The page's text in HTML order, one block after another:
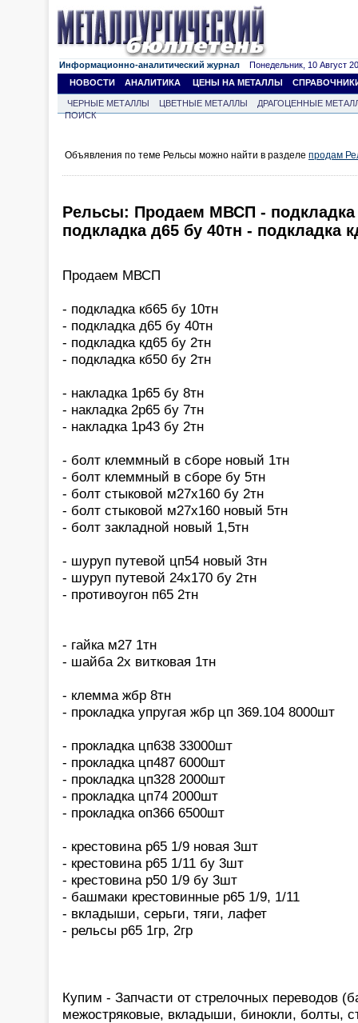
Информационно-аналитический журнал Понедельник, 10 Август
НОВОСТИ
АНАЛИТИКА ЦЕНЫ НА МЕТАЛЛЫ
ЧЕРНЫЕ МЕТАЛЛЫ ЦВЕТНЫЕ МЕТАЛЛЫ
ДРАГОЦЕННЫЕ
ПОИСК
Объявления по теме Рельсы можно найти в разделе продам
Рельсы: Продаем МВСП - подкладка
подкладка д65 бу 40тн - подкладка
Продаем МВСП
- подкладка кб65 бу 10тн
- подкладка д65 бу 40тн
- подкладка кд65 бу 2тн
- подкладка кб50 бу 2тн
- накладка 1р65 бу 8тн
- накладка 2р65 бу 7тн
- накладка 1р43 бу 2тн
- болт клеммный в сборе новый 1тн
- болт клеммный в сборе бу 5тн
- болт стыковой м27х160 бу 2тн
- болт стыковой м27х160 новый 5тн
- болт закладной новый 1,5тн
- шуруп путевой цп54 новый 3тн
- шуруп путевой 24х170 бу 2тн
- противоугон п65 2тн
- гайка м27 1тн
- шайба 2х витковая 1тн
- клемма жбр 8тн
- прокладка упругая жбр цп 369.104 8000шт
- прокладка цп638 33000шт
- прокладка цп487 6000шт
- прокладка цп328 2000шт
- прокладка цп74 2000шт
- прокладка оп366 6500шт
- крестовина р65 1/9 новая 3шт
- крестовина р65 1/11 бу 3шт
- крестовина р50 1/9 бу 3шт
- башмаки крестовинные р65 1/9, 1/11
- вкладыши, серьги, тяги, лафет
- рельсы р65 1гр, 2гр
Купим - Запчасти от стрелочных переводов
межостряковые, вкладыши, бинокли, болты,